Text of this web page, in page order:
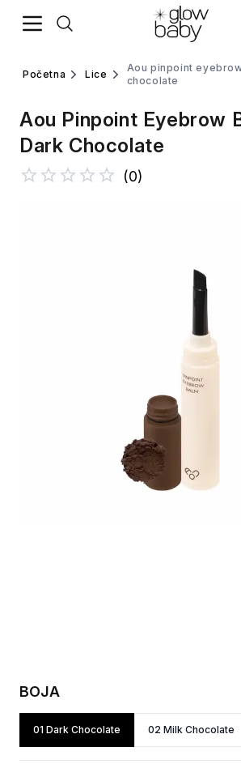
Besplatna dostava preko 60€,
1-3 radna dana.
početna lice
aou pinpoint eyebrow balm 01 dark
chocolate
Aou Pinpoint Eyebrow
Dark Chocolate
(0)
BOJA
01 Dark Chocolate 02 Milk Chocolate